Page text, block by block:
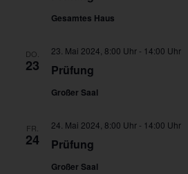
Gesamtes Haus
DO.
23 Prüfung
23. Mai 2024, 8:00 Uhr- 14:00 Uhr
Großer Saal
FR.
24 Prüfung
24. Mai 2024, 8:00 Uhr- 14:00 Uhr
Großer Saal